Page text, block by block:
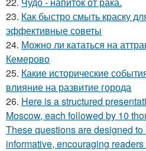
23. Как быстро смыть краску
эффективные советы
24. Можно ли кататься на
Кемерово
25. Какие исторические
влияние на развитие города
26. Here is a structured
Moscow, each followed by 10
These questions are designed
informative, encouraging